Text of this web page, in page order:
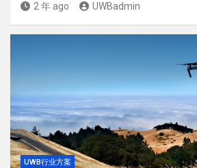
2 年 ago UWBadmin
UWB行业方案